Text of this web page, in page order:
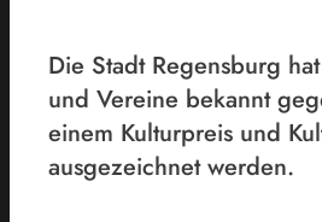
Die Stadt Regensburg
und Vereine bekannt
einem Kulturpreis und
ausgezeichnet werden.